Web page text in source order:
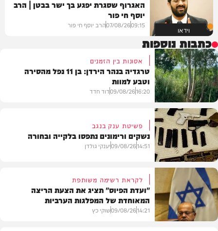
וידאו
האגרוף שסגרת יפגע בך ישר בבטן | הרב
יוסף חי פור
09:15
07/08/26הרב יוסף חי פור
כתבות נוספות
בארץ
אסונות בין הזמנים
טרגדיה בנהר הירדן: בן 11 נפל מהסירה
וטבע למוות
16:20
09/08/26דוד חדד
משטרה
פשיטת ענק בנגב
נשקים ורימונים נתפסו בלקייה ובחורה
14:51
09/08/26יענקי גולדן
לקראת רשימה משותפת
"ועדת הפיוס" תציג את הצעת הריצה
המאוחדת של המפלגות הערביות
14:21
09/08/26שוקי כץ